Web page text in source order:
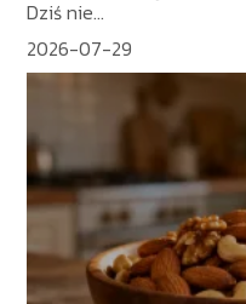
Dziś nie...
2026-07-29